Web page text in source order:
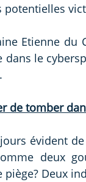
potentielles
Etienne du
dans le
de tomber
évident
deux
Deux